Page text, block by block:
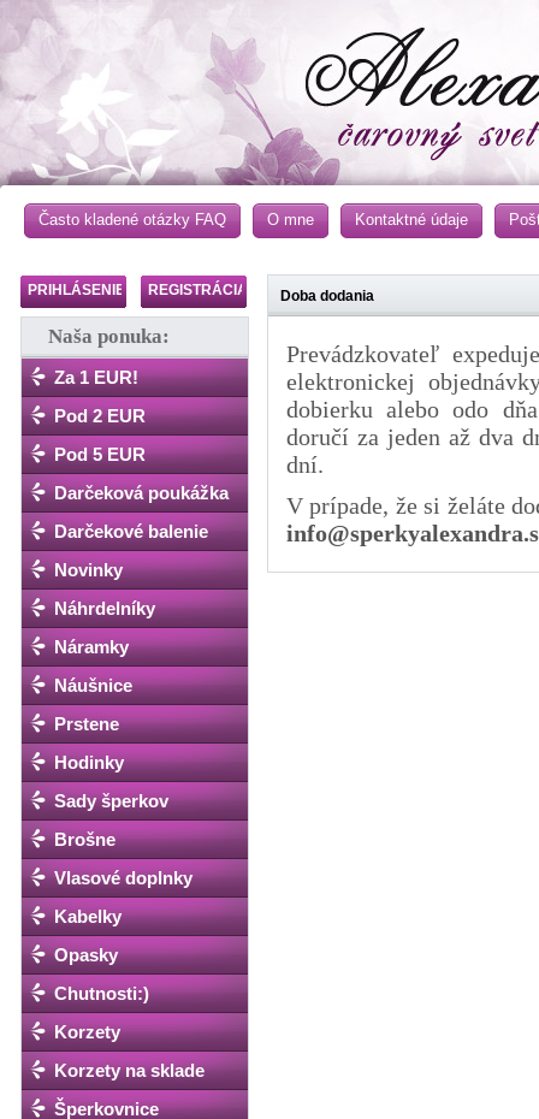
Často kladené otázky FAQ O mne Kontaktné údaje
PRIHLÁSENIE REGISTRÁCIA
Naša ponuka:
Za 1 EUR!
Pod 2 EUR
Pod 5 EUR
Darčeková poukážka
Darčekové balenie
Novinky
Náhrdelníky
Náramky
Náušnice
Prstene
Hodinky
Sady šperkov
Brošne
Vlasové doplnky
Kabelky
Opasky
Chutnosti:)
Korzety
Korzety na sklade
Šperkovnice
Doba dodania
Prevádzkovateľ
elektronickej
dobierku alebo odo
doručí za jeden až dva
dní.
V prípade, že si želáte